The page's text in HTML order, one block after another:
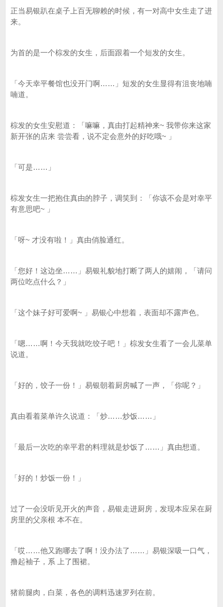
正当易银趴在桌子上百无聊赖的时候，有一对高中女生走了进
来。
为首的是一个棕发的女生，后面跟着一个短发的女生。
「今天幸平餐馆也没开门啊……」短发的女生显得有沮丧地喃
喃道。
棕发的女生安慰道：「嘛嘛，真由打起精神来~ 我带你来这家
新开张的店来 尝尝看，说不定会意外的好吃哦~ 」
「可是……」
棕发女生一把抱住真由的脖子，调笑到：「你该不会是对幸平
有意思吧~ 」
「呀~ 才没有啦！」真由俏脸通红。
「您好！这边坐……」易银礼貌地打断了两人的嬉闹，「请问
两位吃点什么？」
「这个妹子好可爱啊~ 」易银心中想着，表面却不露声色。
「嗯……啊！今天我就吃饺子吧！」棕发女生看了一会儿菜单
说道。
「好的，饺子一份！」易银朝着厨房喊了一声，「你呢？」
真由看着菜单许久说道：「炒……炒饭……」
「最后一次吃的幸平君的料理就是炒饭了……」真由想道。
「好的！炒饭一份！」
过了一会没听见开火的声音，易银走进厨房，发现本应呆在厨
房里的父亲根 本不在。
「哎……他又跑哪去了啊！没办法了……」易银深吸一口气，
撸起袖子，系 上了围裙。
猪前腿肉，白菜，各色的调料迅速罗列在前。